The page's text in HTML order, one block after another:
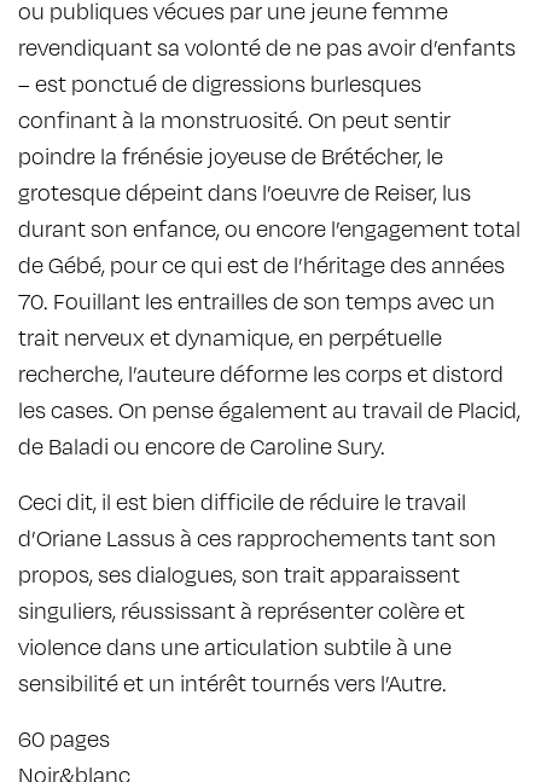
ou publiques vécues par une jeune femme
revendiquant sa volonté de ne pas avoir d’enfants
– est ponctué de digressions burlesques
confinant à la monstruosité. On peut sentir
poindre la frénésie joyeuse de Brétécher, le
grotesque dépeint dans l’oeuvre de Reiser, lus
durant son enfance, ou encore l’engagement total
de Gébé, pour ce qui est de l’héritage des années
70. Fouillant les entrailles de son temps avec un
trait nerveux et dynamique, en perpétuelle
recherche, l’auteure déforme les corps et distord
les cases. On pense également au travail de Placid,
de Baladi ou encore de Caroline Sury.
Ceci dit, il est bien difficile de réduire le travail
d’Oriane Lassus à ces rapprochements tant son
propos, ses dialogues, son trait apparaissent
singuliers, réussissant à représenter colère et
violence dans une articulation subtile à une
sensibilité et un intérêt tournés vers l’Autre.
60 pages
Noir&blanc